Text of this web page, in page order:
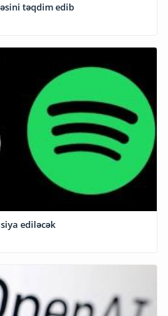
təqdim edib
ediləcək